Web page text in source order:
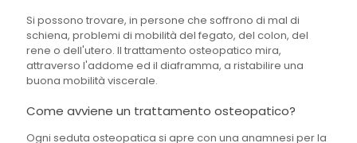
Si possono trovare, in persone che soffrono di mal di
schiena, problemi di mobilità del fegato, del colon, del
rene o dell'utero. Il trattamento osteopatico mira,
attraverso l'addome ed il diaframma, a ristabilire una
buona mobilità viscerale.
Come avviene un trattamento osteopatico?
Ogni seduta osteopatica si apre con una anamnesi per la